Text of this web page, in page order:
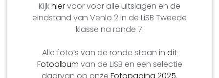
Kijkhiervoor voor alle uitslagen en de
eindstand van Venlo 2 in de LiSB Tweede
klasse na ronde 7.
Alle foto’s van de ronde staan in dit
Fotoalbum van de LiSB en een selectie